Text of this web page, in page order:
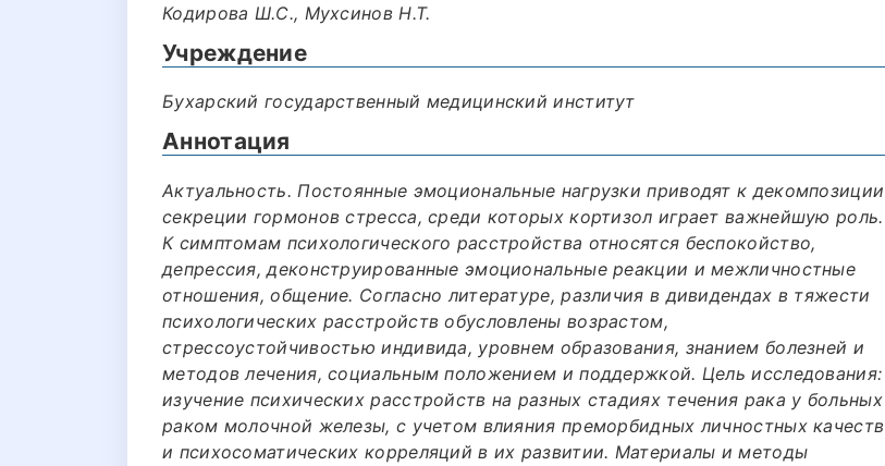
Кодирова Ш.С., Мухсинов Н.Т.
Учреждение
Бухарский государственный медицинский институт
Аннотация
Актуальность. Постоянные эмоциональные нагрузки приводят к декомпозиции
секреции гормонов стресса, среди которых кортизол играет важнейшую роль.
К симптомам психологического расстройства относятся беспокойство,
депрессия, деконструированные эмоциональные реакции и межличностные
отношения, общение. Согласно литературе, различия в дивидендах в тяжести
психологических расстройств обусловлены возрастом,
стрессоустойчивостью индивида, уровнем образования, знанием болезней и
методов лечения, социальным положением и поддержкой. Цель исследования:
изучение психических расстройств на разных стадиях течения рака у больных
раком молочной железы, с учетом влияния преморбидных личностных качеств
и психосоматических корреляций в их развитии. Материалы и методы